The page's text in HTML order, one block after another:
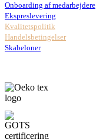
Onboarding af medarbejdere
Ekspreslevering
Kvalitetspolitik
Handelsbetingelser
Skabeloner